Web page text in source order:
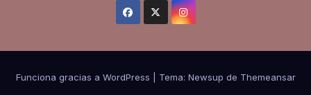
Funciona gracias a WordPress Tema: Newsup de Themeansar